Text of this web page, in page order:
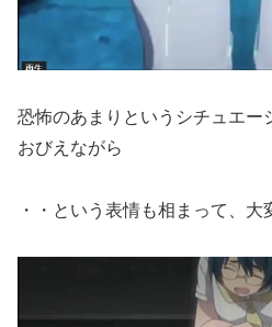
恐怖のあまりというシチュエー
おびえながら
・・という表情も相まって、大